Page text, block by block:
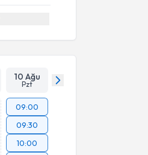
10 Ağu
Pzt
09:00
09:30
10:00